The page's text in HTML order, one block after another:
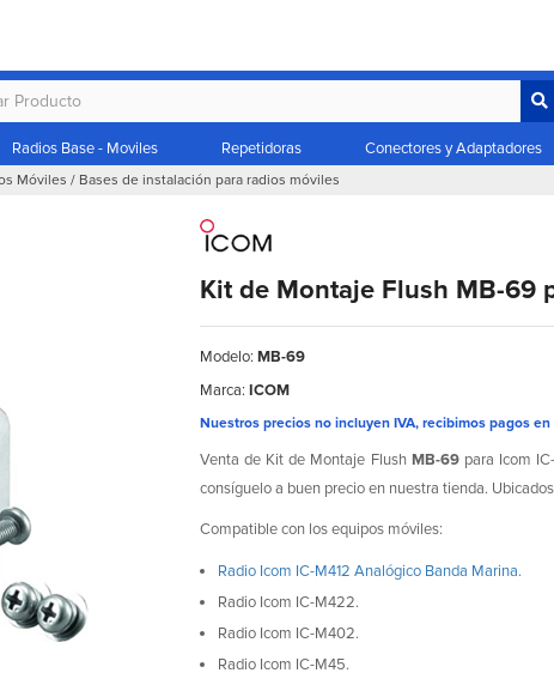
Radios Base - Moviles Repetidoras Conectores y Adaptadores
Móviles / Bases de instalación para radios móviles
Kit de Montaje Flush MB-69
Modelo: MB-69
Marca: ICOM
Nuestros precios no incluyen IVA, recibimos pagos
Venta de Kit de Montaje Flush MB-69para Icom
consíguelo a buen precio en nuestra tienda.
Compatible con los equipos móviles:
Radio Icom IC-M412 Analógico Banda Marina.
Radio Icom IC-M422.
Radio Icom IC-M402.
Radio Icom IC-M45.